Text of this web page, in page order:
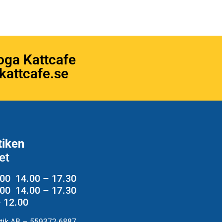
Kattcafe
14.00 – 17.30
14.00 – 17.30
12.00